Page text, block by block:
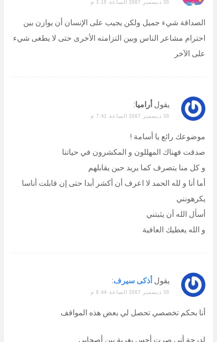
30 ديسمبر 2007 الساعة 3:10 م
الصداقة شيء جميل ولكن يجيب على الإنسان أن يوازن بين
احترام مشاعر الناس وبين التزامته الأخرى حتى لا يطغى شيء
على الآخر
يقول أراميا:
30 ديسمبر 2007 الساعة 7:41 م
موضوعك رائع يا أسامة !
صدقت فهناك المهللون و المكشرون في حياتنا
و كل منا يتصرف كما يريد حين يقابلهم
أما أنا و لله الحمد لا اعرف أن أكشر أبدا حتى إن قابلت أناسا
يكرهونني
أسأل الله أن يثبتني
و الله يعطيك العافية
يقول أذكى سيرف:
30 ديسمبر 2007 الساعة 8:44 م
أنا بحكم تخصصي تحصل لي بعض هذه المواقف
لدرجة أني صرت أحس بغربة بين أصحابي